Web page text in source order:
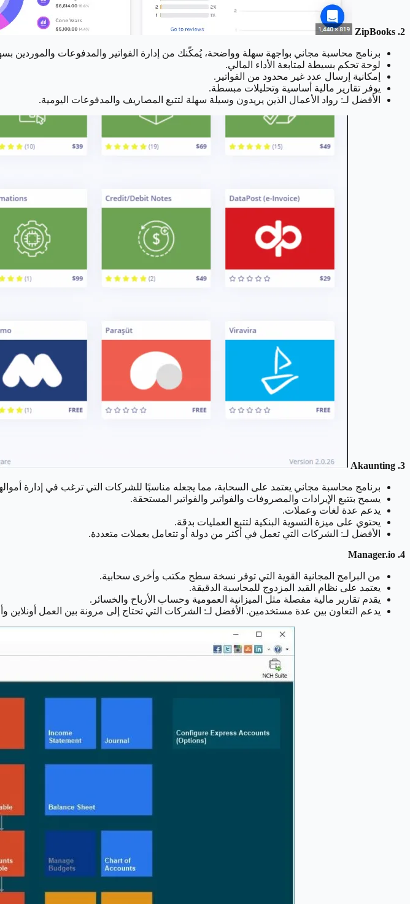
2. ZipBooks
برنامج محاسبة مجاني بواجهة سهلة وواضحة، يُمكّنك من إدارة الفواتير والمدفوعات والموردين
لوحة تحكم بسيطة لمتابعة الأداء المالي.
إمكانية إرسال عدد غير محدود من الفواتير.
يوفر تقارير مالية أساسية وتحليلات مبسطة.
الأفضل لـ: رواد الأعمال الذين يريدون وسيلة سهلة لتتبع المصاريف والمدفوعات اليومية.
3. Akaunting
برنامج محاسبة مجاني يعتمد على السحابة، مما يجعله مناسبًا للشركات التي ترغب في إدارة
يسمح بتتبع الإيرادات والمصروفات والفواتير والفواتير المستحقة.
يدعم عدة لغات وعملات.
يحتوي على ميزة التسوية البنكية لتتبع العمليات بدقة.
الأفضل لـ: الشركات التي تعمل في أكثر من دولة أو تتعامل بعملات متعددة.
4. Manager.io
من البرامج المجانية القوية التي توفر نسخة سطح مكتب وأخرى سحابية.
يعتمد على نظام القيد المزدوج للمحاسبة الدقيقة.
يقدم تقارير مالية مفصلة مثل الميزانية العمومية وحساب الأرباح والخسائر.
يدعم التعاون بين عدة مستخدمين. الأفضل لـ: الشركات التي تحتاج إلى مرونة بين العمل أونلاين